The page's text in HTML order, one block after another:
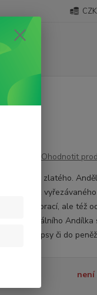
Ohodnotit
avanturinu zlatého.
strážného z
dekorací, ale též
jde od ideálního
do kapsy či do
není